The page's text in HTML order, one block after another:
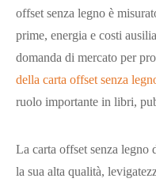
offset senza legno è
prime, energia e costi
domanda di mercato per
della carta offset senza
ruolo importante in libri,
La carta offset senza legno
la sua alta qualità,